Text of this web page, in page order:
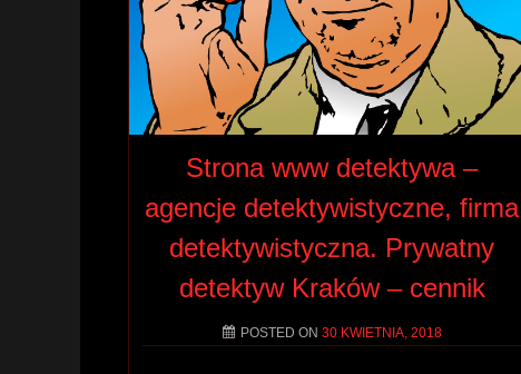
Strona www detektywa –
agencje detektywistyczne, firma
detektywistyczna. Prywatny
detektyw Kraków – cennik
POSTED ON 30 KWIETNIA, 2018